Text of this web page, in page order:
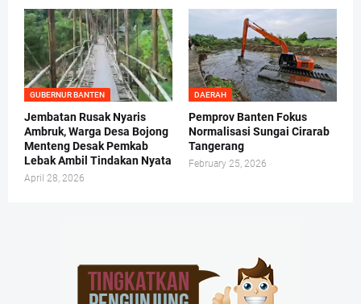
GUBERNUR BANTEN
Jembatan Rusak Nyaris
Ambruk, Warga Desa Bojong
Menteng Desak Pemkab
Lebak Ambil Tindakan Nyata
April 28, 2026
DAERAH
Pemprov Banten Fokus
Normalisasi Sungai Cirarab
Tangerang
February 25, 2026